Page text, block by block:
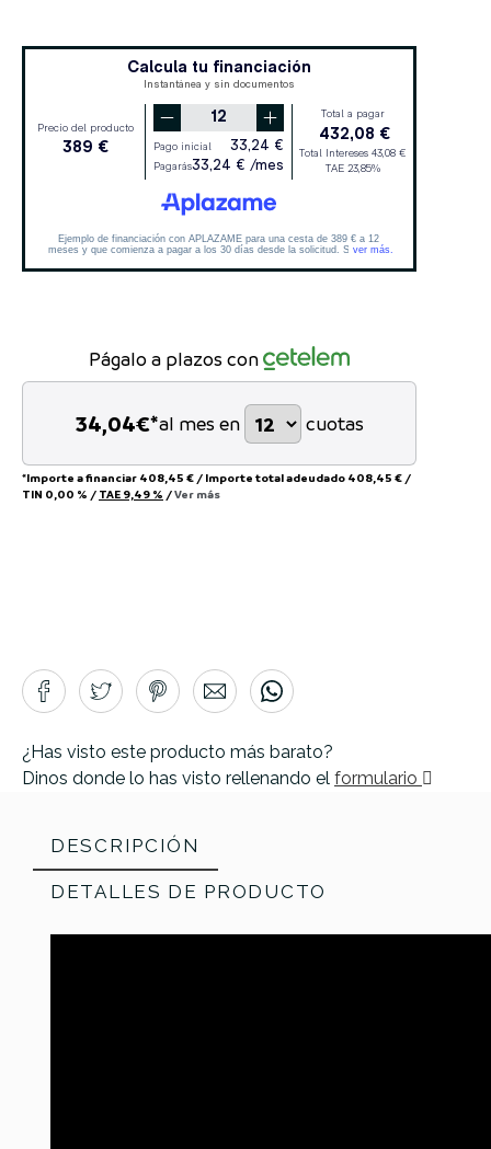
Págalo a plazos con
34,04€*al mes en cuotas
*Importe a financiar 408,45 € / Importe total adeudado 408,45 € /
TIN 0,00 % / TAE 9,49 % /Ver más
¿Has visto este producto más barato?
Dinos donde lo has visto rellenando el formulario
DESCRIPCIÓN
DETALLES DE PRODUCTO